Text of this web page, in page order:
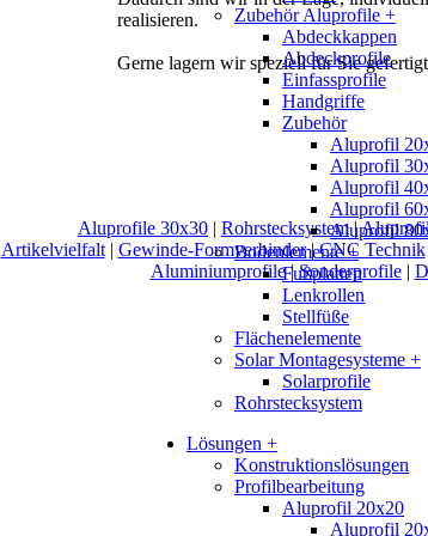
Zubehör Aluprofile +
Abdeckkappen
Abdeckprofile
Einfassprofile
Handgriffe
Zubehör
Aluprofil
Aluprofil
Aluprofil
Aluprofil
Aluprofil
Bodenlemente +
Fußplatten
Lenkrollen
Stellfüße
Flächenelemente
Solar Montagesysteme +
Solarprofile
Rohrstecksystem
Lösungen +
Konstruktionslösungen
Profilbearbeitung
Aluprofil 20x20
Aluprofil
realisieren.
Gerne lagern wir speziell für Sie
Aluprofile 30x30 | Rohrstecksystem|
Artikelvielfalt| Gewinde-Formverbinder|CNC Technik
Aluminiumprofile|Sonderprofile|